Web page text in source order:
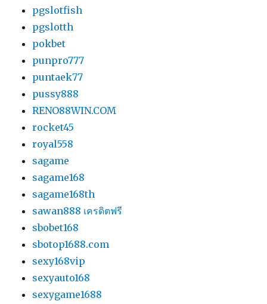
pgslotfish
pgslotth
pokbet
punpro777
puntaek77
pussy888
RENO88WIN.COM
rocket45
royal558
sagame
sagame168
sagame168th
sawan888 เครดิตฟรี
sbobet168
sbotop1688.com
sexy168vip
sexyauto168
sexygame1688